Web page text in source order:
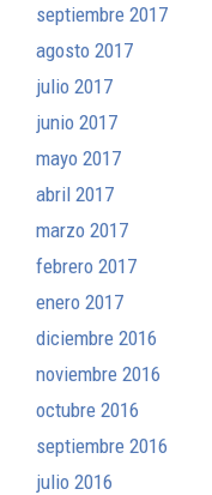
septiembre 2017
agosto 2017
julio 2017
junio 2017
mayo 2017
abril 2017
marzo 2017
febrero 2017
enero 2017
diciembre 2016
noviembre 2016
octubre 2016
septiembre 2016
julio 2016